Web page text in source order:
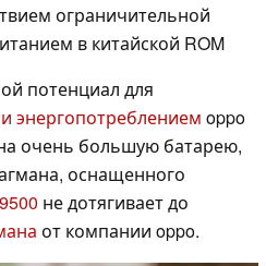
ограничительной
в китайской ROM
потенциал для
энергопотреблением oppo
очень большую батарею,
оснащенного
не дотягивает до
от компании oppo.